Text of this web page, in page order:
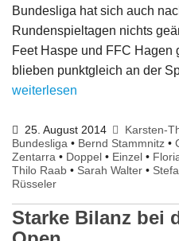
Bundesliga hat sich auch
Rundenspieltagen nichts
Feet Haspe und FFC Hagen
blieben punktgleich an der
weiterlesen
25. August 2014 Karsten-
Bundesliga • Bernd Stammnitz •
Zentarra • Doppel • Einzel •
Thilo Raab • Sarah Walter •
Rüsseler
Starke Bilanz bei